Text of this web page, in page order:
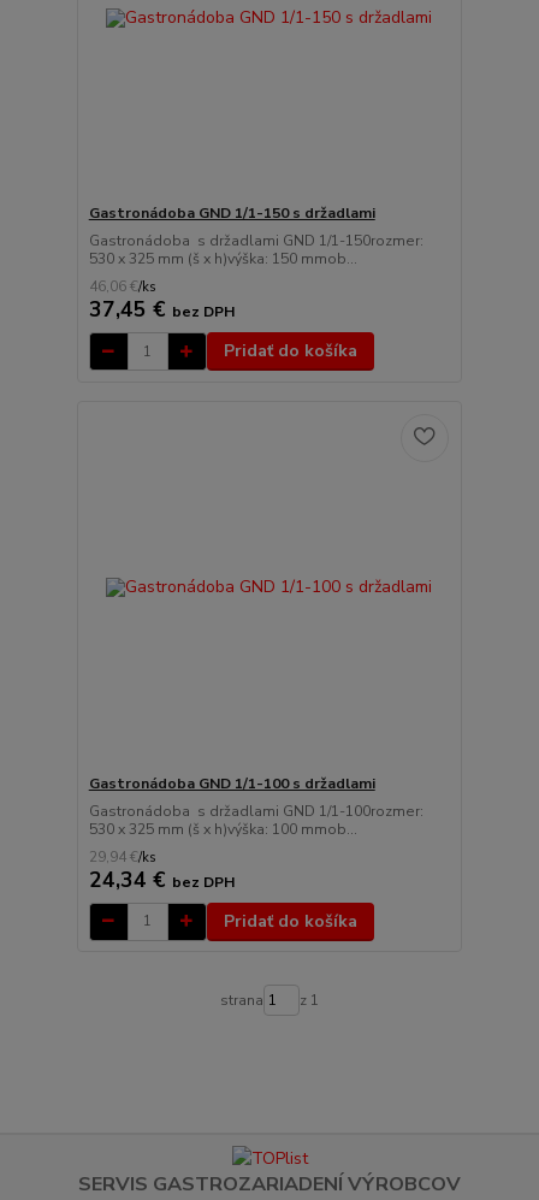
Gastronádoba GND 1/1-150 s držadlami
Gastronádoba s držadlami GND 1/1-150rozmer:
530 x 325 mm (š x h)výška: 150 mmob...
46,06 €/ks
37,45 € bez DPH
Pridať do košíka
Gastronádoba GND 1/1-100 s držadlami
Gastronádoba s držadlami GND 1/1-100rozmer:
530 x 325 mm (š x h)výška: 100 mmob...
29,94 €/ks
24,34 € bez DPH
Pridať do košíka
strana z 1
SERVIS GASTROZARIADENÍ VÝROBCOV